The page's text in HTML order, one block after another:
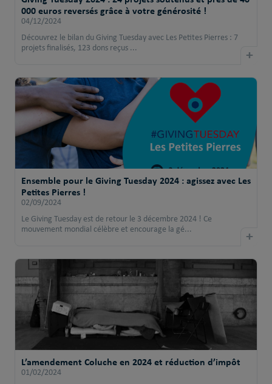
000 euros reversés grâce à votre générosité !
04/12/2024
Découvrez le bilan du Giving Tuesday avec Les Petites Pierres : 7
projets finalisés, 123 dons reçus ...
+
Ensemble pour le Giving Tuesday 2024 : agissez avec Les
Petites Pierres !
02/09/2024
Le Giving Tuesday est de retour le 3 décembre 2024 ! Ce
mouvement mondial célèbre et encourage la gé...
+
L’amendement Coluche en 2024 et réduction d’impôt
01/02/2024